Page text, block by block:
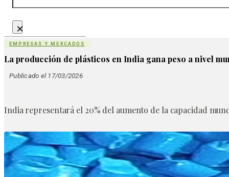
×
EMPRESAS Y MERCADOS
La producción de plásticos en India gana peso a nivel
Publicado el 17/03/2026
India representará el 20% del aumento de la capacidad